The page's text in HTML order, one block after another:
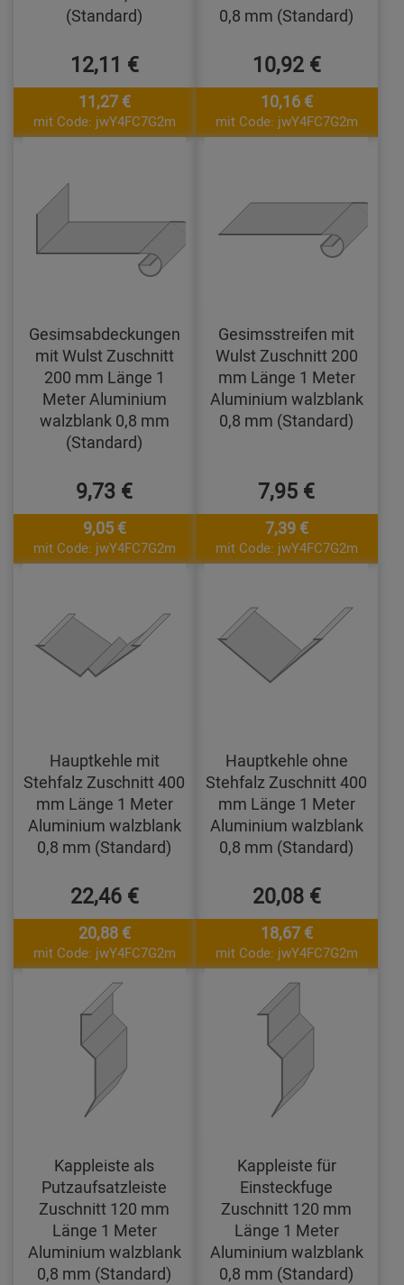
(Standard)
12,11 €
11,27 €
mit Code: jwY4FC7G2m
0,8 mm (Standard)
10,92 €
10,16 €
mit Code: jwY4FC7G2m
Gesimsabdeckungen
mit Wulst Zuschnitt
200 mm Länge 1
Meter Aluminium
walzblank 0,8 mm
(Standard)
9,73 €
9,05 €
mit Code: jwY4FC7G2m
Gesimsstreifen mit
Wulst Zuschnitt 200
mm Länge 1 Meter
Aluminium walzblank
0,8 mm (Standard)
7,95 €
7,39 €
mit Code: jwY4FC7G2m
Hauptkehle mit
Stehfalz Zuschnitt 400
mm Länge 1 Meter
Aluminium walzblank
0,8 mm (Standard)
22,46 €
20,88 €
mit Code: jwY4FC7G2m
Hauptkehle ohne
Stehfalz Zuschnitt 400
mm Länge 1 Meter
Aluminium walzblank
0,8 mm (Standard)
20,08 €
18,67 €
mit Code: jwY4FC7G2m
Kappleiste als
Putzaufsatzleiste
Zuschnitt 120 mm
Länge 1 Meter
Aluminium walzblank
0,8 mm (Standard)
Kappleiste für
Einsteckfuge
Zuschnitt 120 mm
Länge 1 Meter
Aluminium walzblank
0,8 mm (Standard)